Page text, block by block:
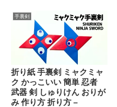
手裏剣
折り紙 手裏剣 ミャクミャ
ク かっこいい 簡単 忍者
武器 剣 しゅりけん おりが
み 作り方 折り方 –